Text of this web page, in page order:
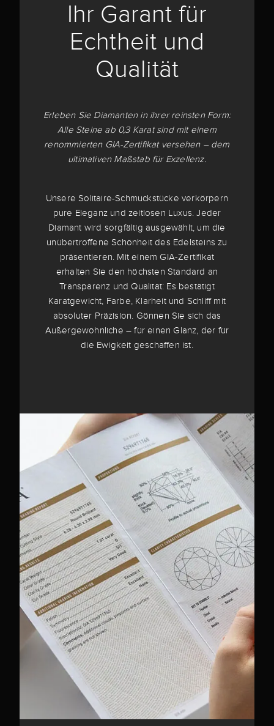
Ihr Garant für
Echtheit und
Qualität
Erleben Sie Diamanten in ihrer reinsten Form:
Alle Steine ab 0,3 Karat sind mit einem
renommierten GIA-Zertifikat versehen – dem
ultimativen Maßstab für Exzellenz.
Unsere Solitaire-Schmuckstücke verkörpern
pure Eleganz und zeitlosen Luxus. Jeder
Diamant wird sorgfältig ausgewählt, um die
unübertroffene Schönheit des Edelsteins zu
präsentieren. Mit einem GIA-Zertifikat
erhalten Sie den höchsten Standard an
Transparenz und Qualität: Es bestätigt
Karatgewicht, Farbe, Klarheit und Schliff mit
absoluter Präzision. Gönnen Sie sich das
Außergewöhnliche – für einen Glanz, der für
die Ewigkeit geschaffen ist.